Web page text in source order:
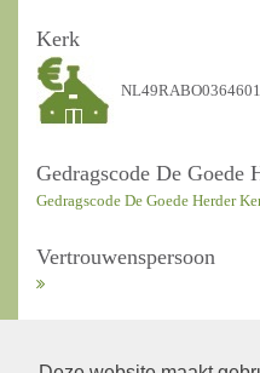
Kerk
Gedragscode De Goede
Gedragscode De Goede Herder
Vertrouwenspersoon